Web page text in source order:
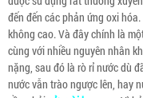
đến đến các phản ứng oxi
không cao. Và đây chính là
cùng với nhiều nguyên nhân
nặng, sau đó là rò rỉ nước dù
nước vẫn trào ngược lên, hay